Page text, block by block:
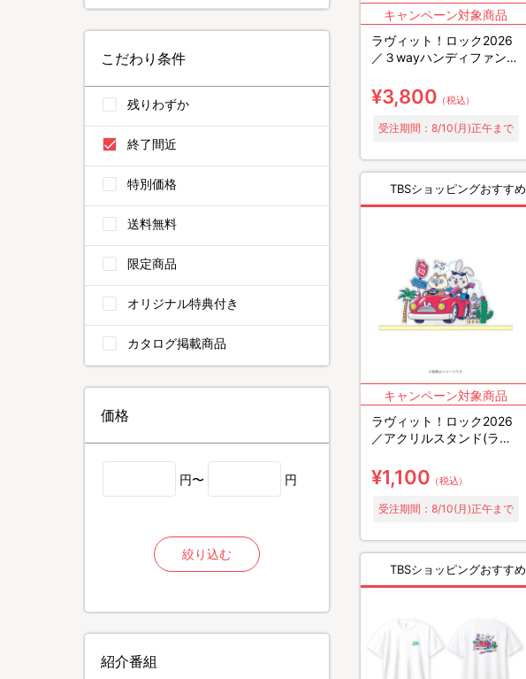
ラヴィット！ロック2026
／３wayハンディファン
¥3,800 （税込）
受注期間：8/10(月)正午まで
TBSショッピングおすすめ
ラヴィット！ロック2026
／アクリルスタンド(ラッ
¥1,100 （税込）
受注期間：8/10(月)正午まで
TBSショッピングおすすめ
こだわり条件
残りわずか
終了間近
特別価格
送料無料
限定商品
オリジナル特典付き
カタログ掲載商品
価格
円〜 円
絞り込む
紹介番組